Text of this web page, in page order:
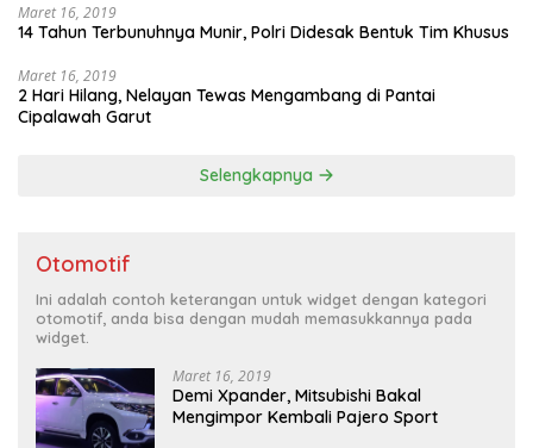
Maret 16, 2019
14 Tahun Terbunuhnya Munir, Polri Didesak Bentuk Tim Khusus
Maret 16, 2019
2 Hari Hilang, Nelayan Tewas Mengambang di Pantai
Cipalawah Garut
Selengkapnya
Otomotif
Ini adalah contoh keterangan untuk widget dengan kategori
otomotif, anda bisa dengan mudah memasukkannya pada
widget.
Maret 16, 2019
Demi Xpander, Mitsubishi Bakal
Mengimpor Kembali Pajero Sport